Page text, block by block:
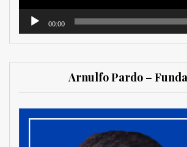
00:00
Arnulfo Pardo –